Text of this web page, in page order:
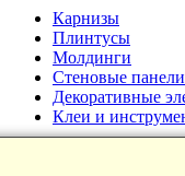
Карнизы
Плинтусы
Молдинги
Стеновые панели
Декоративные
Клеи и